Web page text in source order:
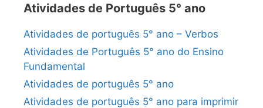
Atividades de Português 5° ano
Atividades de português 5° ano – Verbos
Atividades de Português 5° ano do Ensino
Fundamental
Atividades de português 5° ano
Atividades de português 5° ano para imprimir